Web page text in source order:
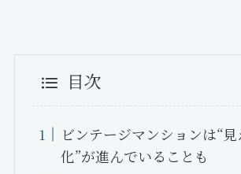
目次
ビンテージマンションは“
化”が進んでいることも